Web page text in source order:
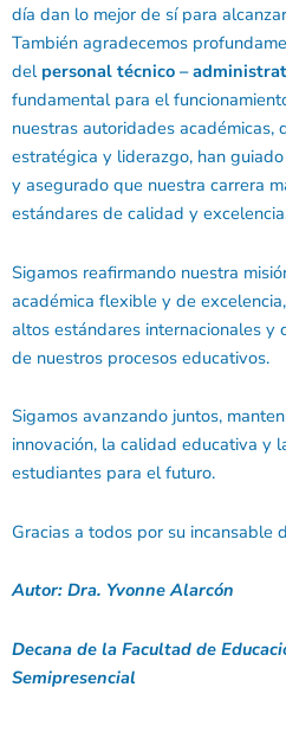
día dan lo mejor de sí para
También agradecemos
del personal técnico –
fundamental para el
nuestras autoridades académicas,
estratégica y liderazgo, han
y asegurado que nuestra carrera
estándares de calidad y
Sigamos reafirmando nuestra
académica flexible y de
altos estándares internacionales y
de nuestros procesos educativos.
Sigamos avanzando juntos,
innovación, la calidad educativa y
estudiantes para el futuro.
Gracias a todos por su incansable
Autor: Dra. Yvonne Alarcón
Decana de la Facultad de
Semipresencial